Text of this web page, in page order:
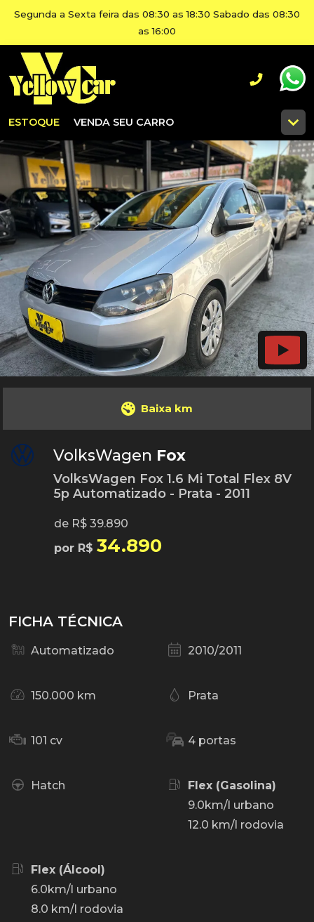
Segunda a Sexta feira das 08:30 as 18:30 Sabado das 08:30
as 16:00
ESTOQUE VENDA SEU CARRO
Baixa km
VolksWagen Fox
VolksWagen Fox 1.6 Mi Total Flex 8V
5p Automatizado - Prata - 2011
de R$ 39.890
por R$ 34.890
FICHA TÉCNICA
Automatizado 2010/2011
150.000 km Prata
101 cv 4 portas
Hatch
Flex (Gasolina)
9.0km/l urbano
12.0 km/l rodovia
Flex (Álcool)
6.0km/l urbano
8.0 km/l rodovia